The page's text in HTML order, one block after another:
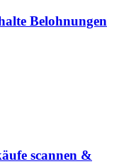
Belohnungen
scannen &